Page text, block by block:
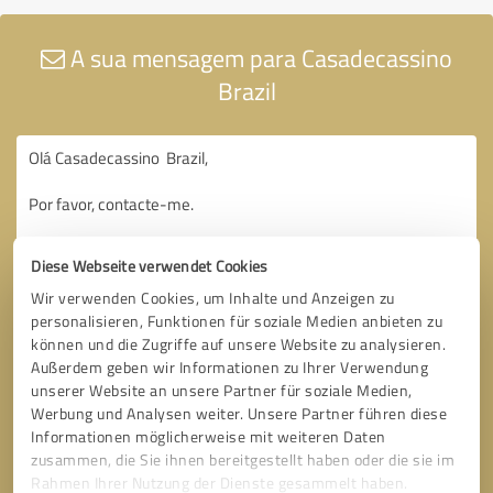
Diese Webseite verwendet Cookies
Wir verwenden Cookies, um Inhalte und Anzeigen zu
personalisieren, Funktionen für soziale Medien anbieten zu
können und die Zugriffe auf unsere Website zu analysieren.
Außerdem geben wir Informationen zu Ihrer Verwendung
unserer Website an unsere Partner für soziale Medien,
Werbung und Analysen weiter. Unsere Partner führen diese
Informationen möglicherweise mit weiteren Daten
zusammen, die Sie ihnen bereitgestellt haben oder die sie im
Rahmen Ihrer Nutzung der Dienste gesammelt haben.
A sua mensagem para Casadecassino
Brazil